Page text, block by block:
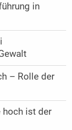
in
– Rolle der
hoch ist der